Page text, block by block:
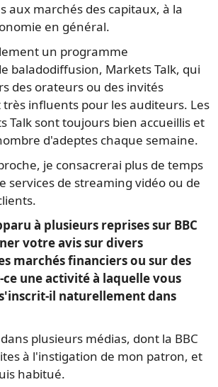
aux marchés des capitaux, à la
en général.
un programme
baladodiffusion, Markets Talk, qui
des orateurs ou des invités
influents pour les auditeurs. Les
Talk sont toujours bien accueillis et
d'adeptes chaque semaine.
je consacrerai plus de temps
services de streaming vidéo ou de
à plusieurs reprises sur BBC
votre avis sur divers
marchés financiers ou sur des
une activité à laquelle vous
il naturellement dans
plusieurs médias, dont la BBC
à l'instigation de mon patron, et
habitué.